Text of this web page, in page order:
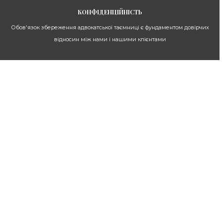
КОНФІДЕНЦІЙНІСТЬ
Обов'язок збереження адвокатської таємниці є фундаментом довірчих
відносин між нами і нашими клієнтами